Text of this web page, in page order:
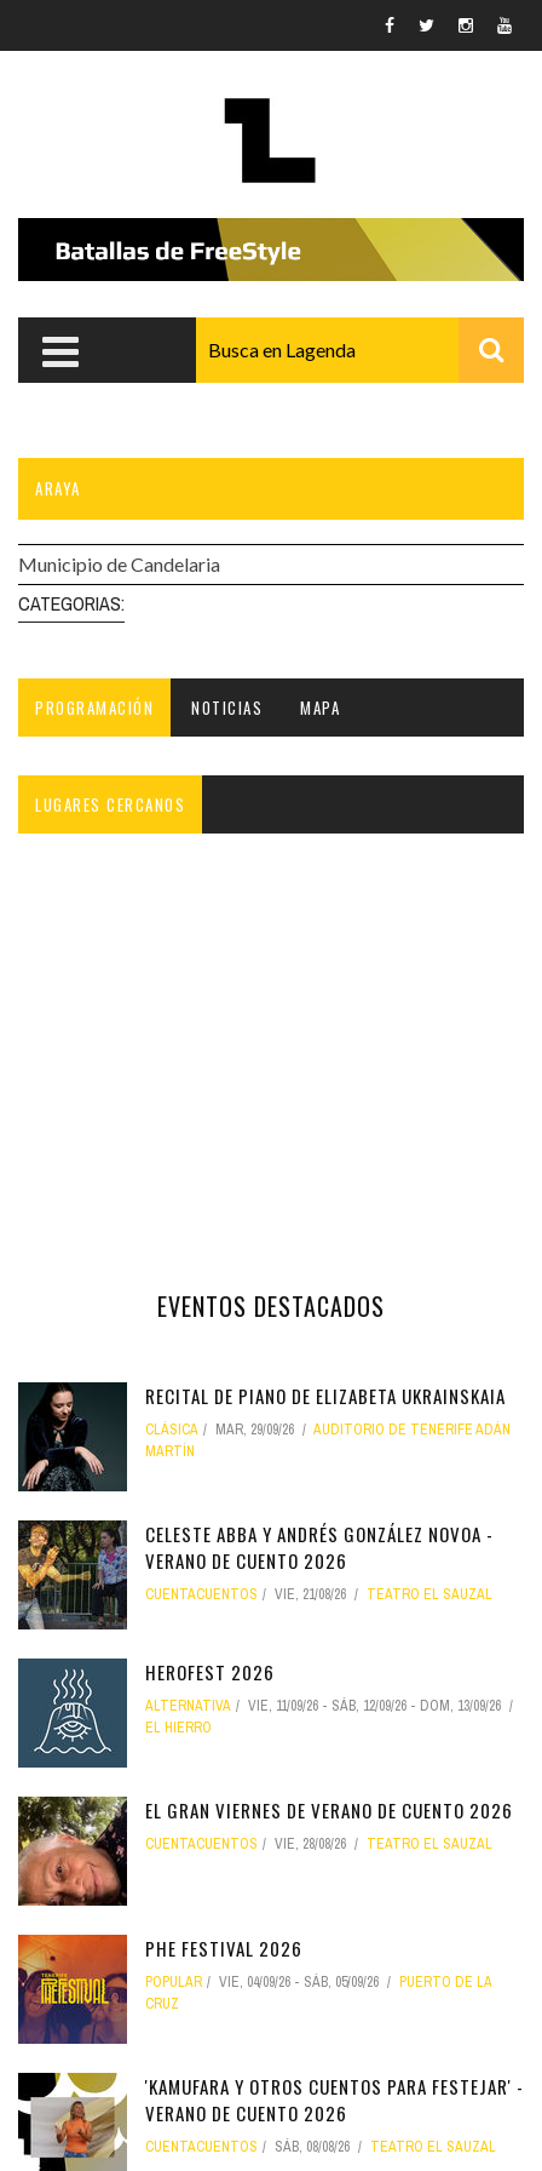
ARAYA
Municipio de Candelaria
CATEGORIAS:
PROGRAMACIÓN NOTICIAS MAPA
LUGARES CERCANOS
EVENTOS DESTACADOS
RECITAL DE PIANO DE ELIZABETA UKRAINSKAIA
CLÁSICA MAR, 29/09/26
AUDITORIO DE TENERIFE ADÁN
MARTÍN
CELESTE ABBA Y ANDRÉS GONZÁLEZ NOVOA -
VERANO DE CUENTO 2026
CUENTACUENTOS VIE, 21/08/26 TEATRO EL SAUZAL
HEROFEST 2026
ALTERNATIVA VIE, 11/09/26 - SÁB, 12/09/26 - DOM, 13/09/26
EL HIERRO
EL GRAN VIERNES DE VERANO DE CUENTO 2026
CUENTACUENTOS VIE, 28/08/26 TEATRO EL SAUZAL
PHE FESTIVAL 2026
POPULAR VIE, 04/09/26 - SÁB, 05/09/26
PUERTO DE LA
CRUZ
'KAMUFARA Y OTROS CUENTOS PARA FESTEJAR' -
VERANO DE CUENTO 2026
CUENTACUENTOS SÁB, 08/08/26 TEATRO EL SAUZAL